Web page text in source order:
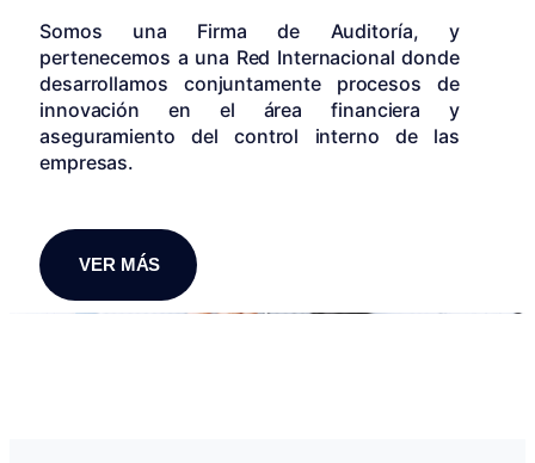
Somos una Firma de Auditoría, y
pertenecemos a una Red Internacional donde
desarrollamos conjuntamente procesos de
innovación en el área financiera y
aseguramiento del control interno de las
empresas.
VER MÁS